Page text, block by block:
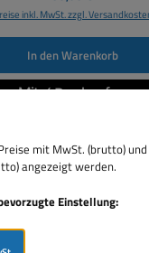
inkl. MwSt. zzgl.
In den Warenkorb
mit MwSt. (brutto)
angezeigt werden.
Einstellung: